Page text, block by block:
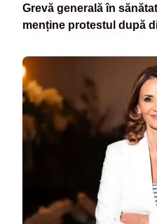
Grevă generală în
menține protestul după